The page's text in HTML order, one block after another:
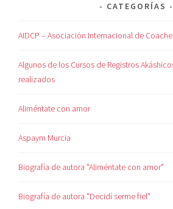
CATEGORÍAS
AIDCP – Asociación Internacional de
Algunos de los Cursos de Registros
realizados
Aliméntate con amor
Aspaym Murcia
Biografía de autora "Aliméntate con amor"
Biografía de autora "Decidí serme fiel"